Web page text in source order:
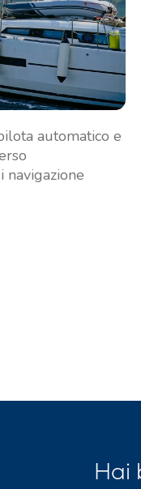
automatico e
navigazione
Hai
di Navigazione di
di Navigazione di
di Vela dell'Istria
di Navigazione del